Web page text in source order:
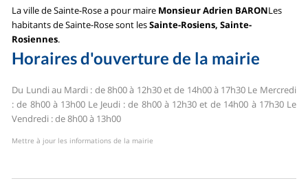
La ville de Sainte-Rose a pour maire Monsieur Adrien BARONLes
habitants de Sainte-Rose sont lesSainte-Rosiens, Sainte-
Rosiennes.
Horaires d'ouverture de la mairie
Du Lundi au Mardi : de 8h00 à 12h30 et de 14h00 à 17h30 Le Mercredi
: de 8h00 à 13h00Le Jeudi : de 8h00 à 12h30 et de 14h00 à 17h30Le
Vendredi : de 8h00 à 13h00
Mettre à jour les informations de la mairie